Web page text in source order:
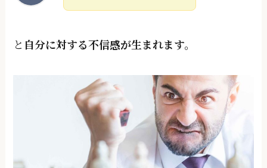
と ⾃分に対する不信感が⽣まれます。